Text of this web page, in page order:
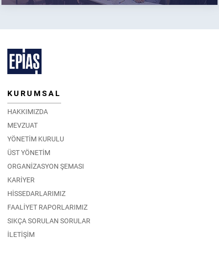
KURUMSAL
HAKKIMIZDA
MEVZUAT
YÖNETİM KURULU
ÜST YÖNETİM
ORGANİZASYON ŞEMASI
KARİYER
HİSSEDARLARIMIZ
FAALİYET RAPORLARIMIZ
SIKÇA SORULAN SORULAR
İLETİŞİM